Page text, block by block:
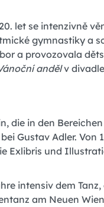
let se intenzivně
gymnastiky a
a provozovala
andělv divadle
die in den
Gustav Adler. Von
Exlibris und
intensiv dem Tanz,
am Neuen